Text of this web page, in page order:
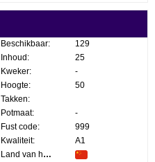
Beschikbaar:
129
Inhoud:
25
Kweker:
-
Hoogte:
50
Takken:
Potmaat:
-
Fust code:
999
Kwaliteit:
A1
Land van herkomst: